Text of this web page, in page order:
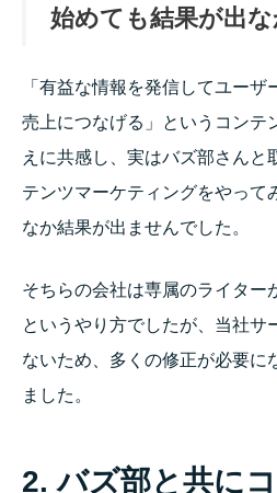
始めても結果が出
「有益な情報を発信してユー
売上につなげる」というコンテ
えに共感し、実はバズ部さんと
テンツマーケティングをやって
なか結果が出ませんでした。
そちらの会社は専属のライター
というやり方でしたが、当社サ
ないため、多くの修正が必要に
ました。
2. バズ部と共に